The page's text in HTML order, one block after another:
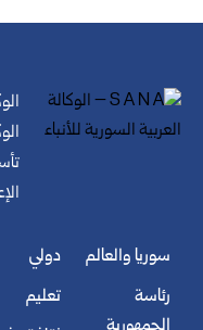
سوريا والعالم
رئاسة
دولي
تعليم